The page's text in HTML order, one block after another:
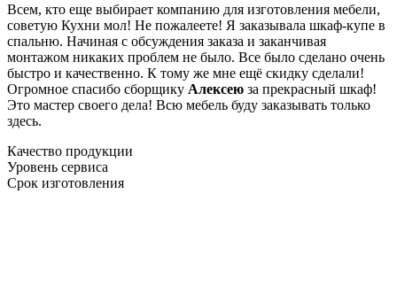
Всем, кто еще выбирает компанию для изготовления мебели,
советую Кухни мол! Не пожалеете! Я заказывала шкаф-купе в
спальню. Начиная с обсуждения заказа и заканчивая
монтажом никаких проблем не было. Все было сделано очень
быстро и качественно. К тому же мне ещё скидку сделали!
Огромное спасибо сборщику Алексею за прекрасный шкаф!
Это мастер своего дела! Всю мебель буду заказывать только
здесь.
Качество продукции
Уровень сервиса
Срок изготовления